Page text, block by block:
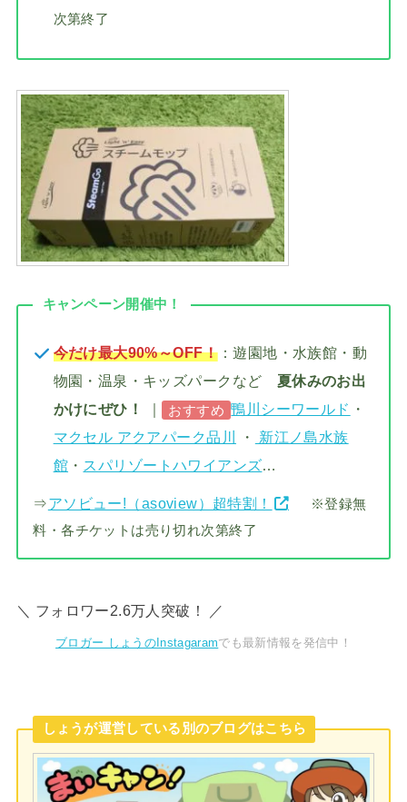
次第終了
キャンペーン開催中！
今だけ最大90%～OFF！：遊園地・水族館・動
物園・温泉・キッズパークなど 夏休みのお出
かけにぜひ！
おすすめ 鴨川シーワールド ・
マクセル アクアパーク品川
・
新江ノ島水族
館 ・ スパリゾートハワイアンズ…
⇒アソビュー!（asoview）超特割！
※登録無
料・各チケットは売り切れ次第終了
＼ フォロワー2.6万人突破！ ／
ブロガー しょうのInstagaramでも最新情報を発信中！
しょうが運営している別のブログはこちら